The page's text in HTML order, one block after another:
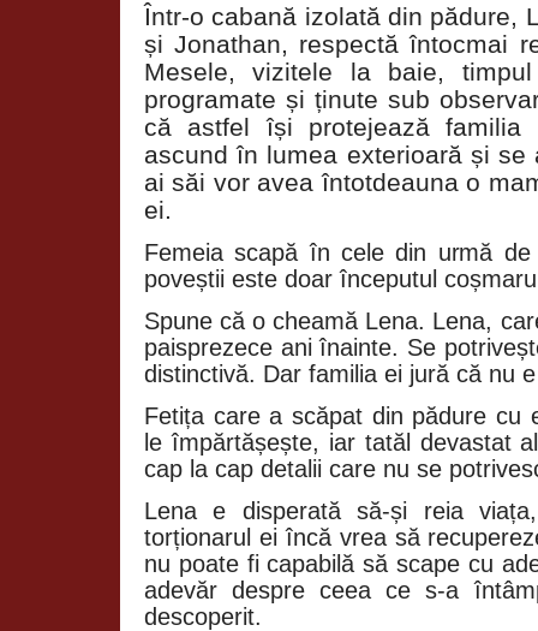
Într-o cabană izolată din pădure,
și Jonathan, respectă întocmai
Mesele, vizitele la baie,
programate și ținute sub
că astfel își protejează
ascund în lumea exterioară și
ai săi vor avea întotdeauna o
ei.
Femeia scapă în cele din urmă
poveștii este doar începutul
Spune că o cheamă Lena. Lena,
paisprezece ani înainte. Se
distinctivă. Dar familia ei jură că nu
Fetița care a scăpat din pădure cu
le împărtășește, iar tatăl devastat
cap la cap detalii care nu se
Lena e disperată să-și reia
torționarul ei încă vrea să
nu poate fi capabilă să scape cu
adevăr despre ceea ce s-a
descoperit.